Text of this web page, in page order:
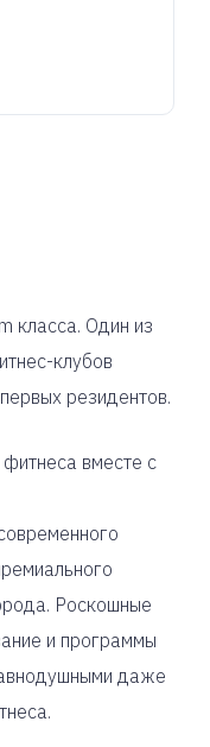
класса. Один из
клубов
резидентов.
вместе с
Роскошные
и программы
даже